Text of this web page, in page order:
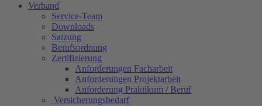
Verband
Service-Team
Downloads
Satzung
Berufsordnung
Zertifizierung
Anforderungen Facharbeit
Anforderungen Projektarbeit
Anforderung Praktikum / Beruf
Versicherungsbedarf